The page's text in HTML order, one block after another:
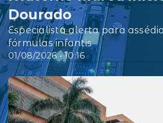
01/08/2026 • 10:16
Dourado
Especialista alerta para
fórmulas infantis